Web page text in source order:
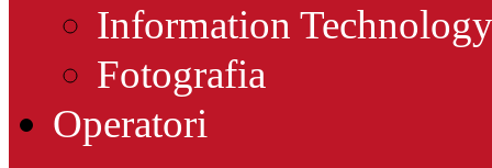
Information Technology
Fotografia
Operatori